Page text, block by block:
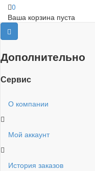
0
Ваша корзина пуста
Дополнительно
Сервис
О компании
Мой аккаунт
История заказов